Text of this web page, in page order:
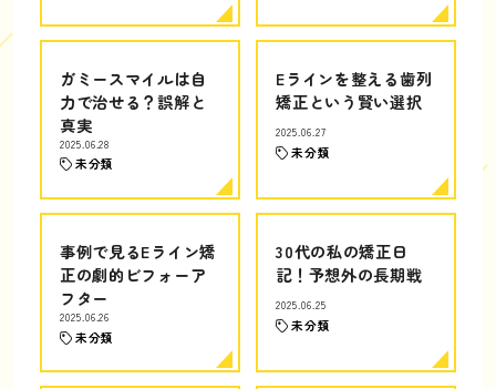
ガミースマイルは自
力で治せる？誤解と
真実
2025.06.28
未分類
Eラインを整える歯列
矯正という賢い選択
2025.06.27
未分類
事例で見るEライン矯
正の劇的ビフォーア
フター
2025.06.26
未分類
30代の私の矯正日
記！予想外の長期戦
2025.06.25
未分類